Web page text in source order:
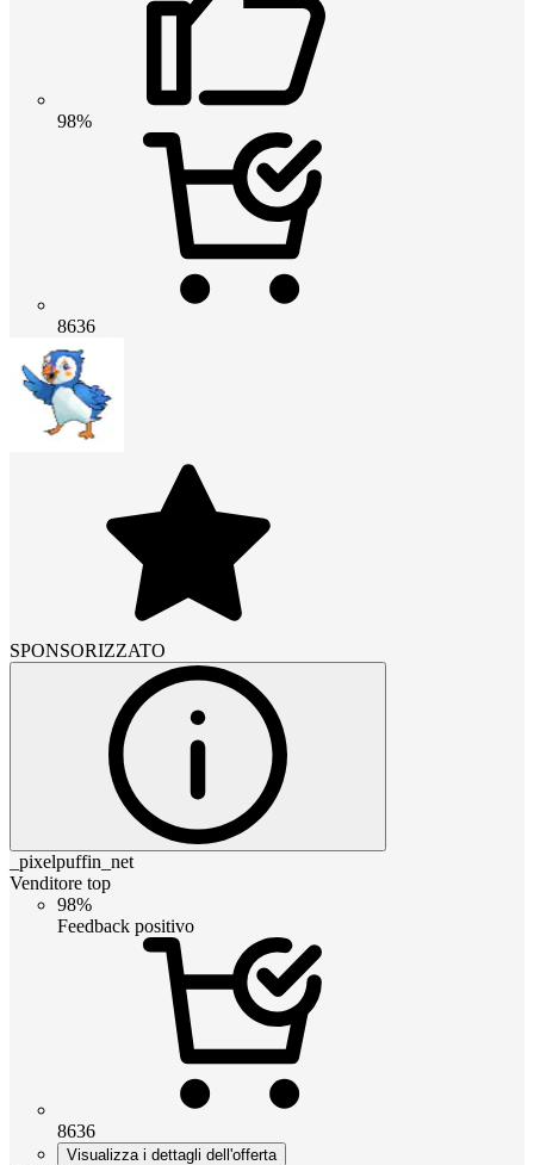
98%
8636
SPONSORIZZATO
_pixelpuffin_net
Venditore top
98%
Feedback positivo
8636
Visualizza i dettagli dell'offerta